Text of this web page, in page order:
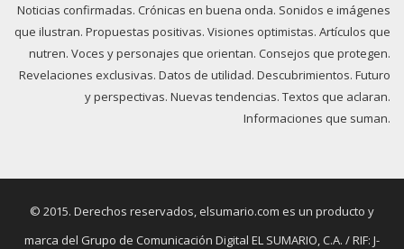
Noticias confirmadas. Crónicas en buena onda. Sonidos e imágenes
que ilustran. Propuestas positivas. Visiones optimistas. Artículos que
nutren. Voces y personajes que orientan. Consejos que protegen.
Revelaciones exclusivas. Datos de utilidad. Descubrimientos. Futuro
y perspectivas. Nuevas tendencias. Textos que aclaran.
Informaciones que suman.
© 2015. Derechos reservados, elsumario.com es un producto y
marca del Grupo de Comunicación Digital EL SUMARIO, C.A. / RIF: J-